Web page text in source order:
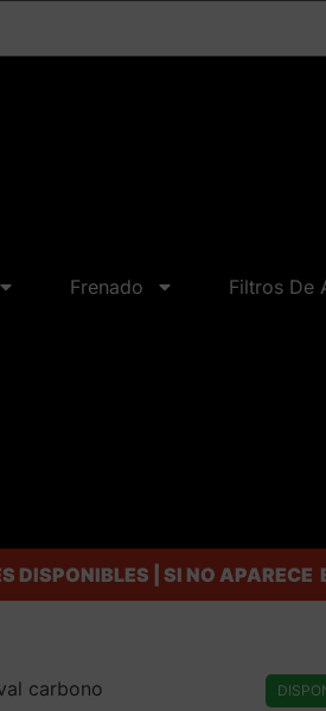
Frenado Filtros De
DISPONIBLES | SI NO
carbono